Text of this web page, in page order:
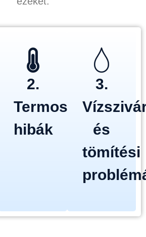
2.
Termosztát
hibák
3.
és
tömítési